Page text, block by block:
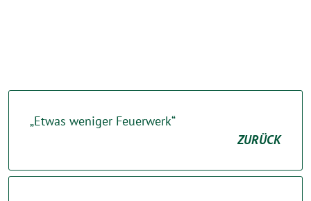
„Etwas weniger Feuerwerk“
ZURÜCK